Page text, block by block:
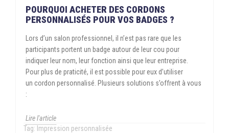
POURQUOI ACHETER DES CORDONS
PERSONNALISÉS POUR VOS BADGES ?
Lors d’un salon professionnel, il n’est pas rare que les
participants portent un badge autour de leur cou pour
indiquer leur nom, leur fonction ainsi que leur entreprise.
Pour plus de praticité, il est possible pour eux d’utiliser
un cordon personnalisé. Plusieurs solutions s’offrent à vous
:
Lire l'article
Tag: Impression personnalisée